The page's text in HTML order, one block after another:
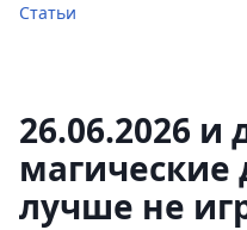
Статьи
26.06.2026 и
магические
лучше не